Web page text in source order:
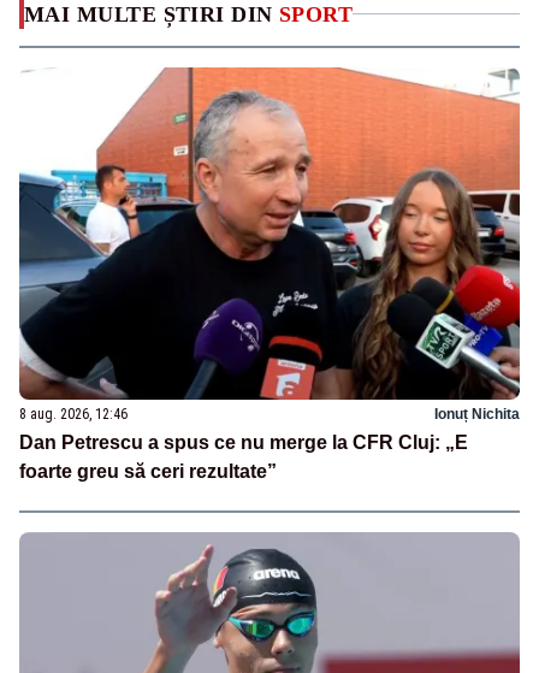
MAI MULTE ȘTIRI DIN SPORT
8 aug. 2026, 12:46 Ionuț Nichita
Dan Petrescu a spus ce nu merge la CFR Cluj: „E
foarte greu să ceri rezultate”